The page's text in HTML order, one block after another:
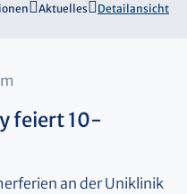
Aktuelles Detailansicht
feiert 10-
an der Uniklinik